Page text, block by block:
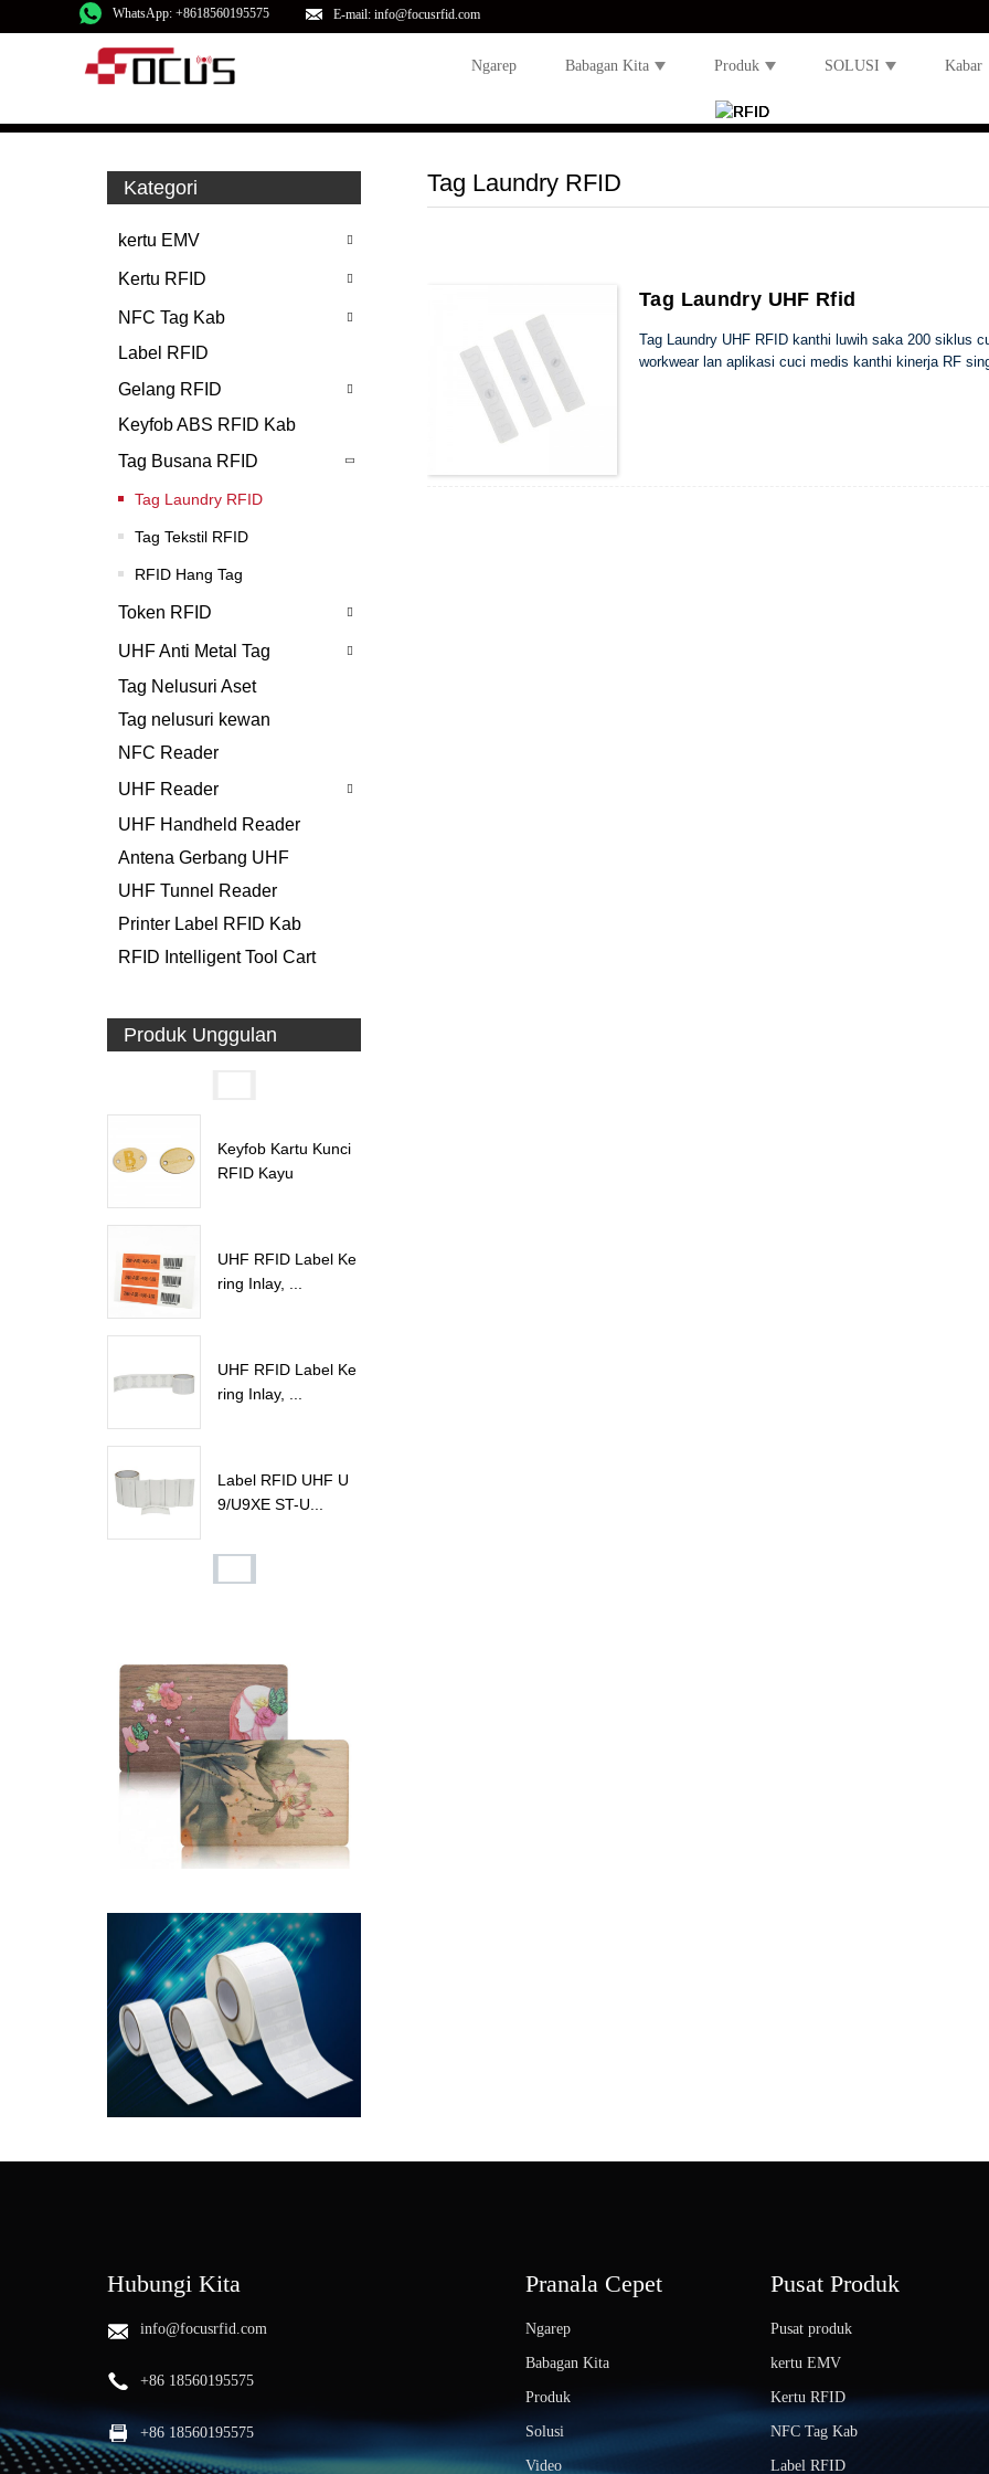
WhatsApp: +8618560195575 E-mail: info@focusrfid.com
Ngarep Babagan Kita Produk SOLUSI Kabar
Kategori
kertu EMV
Kertu RFID
NFC Tag Kab
Label RFID
Gelang RFID
Keyfob ABS RFID Kab
Tag Busana RFID
Tag Laundry RFID
Tag Tekstil RFID
RFID Hang Tag
Token RFID
UHF Anti Metal Tag
Tag Nelusuri Aset
Tag nelusuri kewan
NFC Reader
UHF Reader
UHF Handheld Reader
Antena Gerbang UHF
UHF Tunnel Reader
Printer Label RFID Kab
RFID Intelligent Tool Cart
Produk Unggulan
Keyfob Kartu Kunci
RFID Kayu
UHF RFID Label Ke
ring Inlay, ...
UHF RFID Label Ke
ring Inlay, ...
Label RFID UHF U
9/U9XE ST-U...
Tag Laundry RFID
Tag Laundry UHF Rfid
Tag Laundry UHF RFID kanthi luwih saka 200 siklus
workwear lan aplikasi cuci medis kanthi kinerja RF
Hubungi Kita
info@focusrfid.com
+86 18560195575
+86 18560195575
Pranala Cepet
Ngarep
Babagan Kita
Produk
Solusi
Video
Pusat Produk
Pusat produk
kertu EMV
Kertu RFID
NFC Tag Kab
Label RFID